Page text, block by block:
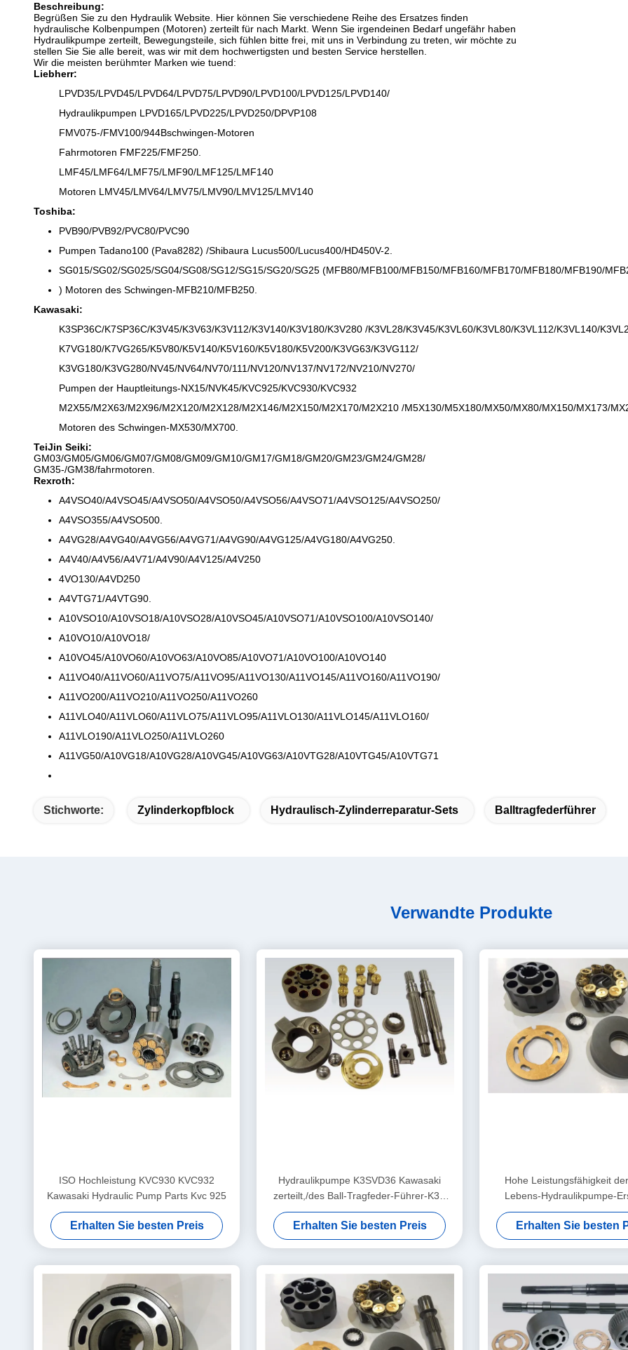
Beschreibung:
Begrüßen Sie zu den Hydraulik Website. Hier können Sie verschiedene Reihe des Ersatzes finden
hydraulische Kolbenpumpen (Motoren) zerteilt für nach Markt. Wenn Sie irgendeinen Bedarf ungefähr haben
Hydraulikpumpe zerteilt, Bewegungsteile, sich fühlen bitte frei, mit uns in Verbindung zu treten, wir möchte zu
stellen Sie Sie alle bereit, was wir mit dem hochwertigsten und besten Service herstellen.
Wir die meisten berühmter Marken wie tuend:
Liebherr:
LPVD35/LPVD45/LPVD64/LPVD75/LPVD90/LPVD100/LPVD125/LPVD140/
Hydraulikpumpen LPVD165/LPVD225/LPVD250/DPVP108
FMV075-/FMV100/944Bschwingen-Motoren
Fahrmotoren FMF225/FMF250.
LMF45/LMF64/LMF75/LMF90/LMF125/LMF140
Motoren LMV45/LMV64/LMV75/LMV90/LMV125/LMV140
Toshiba:
PVB90/PVB92/PVC80/PVC90
Pumpen Tadano100 (Pava8282) /Shibaura Lucus500/Lucus400/HD450V-2.
SG015/SG02/SG025/SG04/SG08/SG12/SG15/SG20/SG25 (MFB80/MFB100/MFB150/MFB160/MFB170/MFB180/MFB190/
) Motoren des Schwingen-MFB210/MFB250.
Kawasaki:
K3SP36C/K7SP36C/K3V45/K3V63/K3V112/K3V140/K3V180/K3V280 /K3VL28/K3V45/K3VL60/K3VL80/K3VL112/K3VL140/
K7VG180/K7VG265/K5V80/K5V140/K5V160/K5V180/K5V200/K3VG63/K3VG112/
K3VG180/K3VG280/NV45/NV64/NV70/111/NV120/NV137/NV172/NV210/NV270/
Pumpen der Hauptleitungs-NX15/NVK45/KVC925/KVC930/KVC932
M2X55/M2X63/M2X96/M2X120/M2X128/M2X146/M2X150/M2X170/M2X210 /M5X130/M5X180/MX50/MX80/MX150/MX173/
Motoren des Schwingen-MX530/MX700.
TeiJin Seiki:
GM03/GM05/GM06/GM07/GM08/GM09/GM10/GM17/GM18/GM20/GM23/GM24/GM28/
GM35-/GM38/fahrmotoren.
Rexroth:
A4VSO40/A4VSO45/A4VSO50/A4VSO50/A4VSO56/A4VSO71/A4VSO125/A4VSO250/
A4VSO355/A4VSO500.
A4VG28/A4VG40/A4VG56/A4VG71/A4VG90/A4VG125/A4VG180/A4VG250.
A4V40/A4V56/A4V71/A4V90/A4V125/A4V250
4VO130/A4VD250
A4VTG71/A4VTG90.
A10VSO10/A10VSO18/A10VSO28/A10VSO45/A10VSO71/A10VSO100/A10VSO140/
A10VO10/A10VO18/
A10VO45/A10VO60/A10VO63/A10VO85/A10VO71/A10VO100/A10VO140
A11VO40/A11VO60/A11VO75/A11VO95/A11VO130/A11VO145/A11VO160/A11VO190/
A11VO200/A11VO210/A11VO250/A11VO260
A11VLO40/A11VLO60/A11VLO75/A11VLO95/A11VLO130/A11VLO145/A11VLO160/
A11VLO190/A11VLO250/A11VLO260
A11VG50/A10VG18/A10VG28/A10VG45/A10VG63/A10VTG28/A10VTG45/A10VTG71
Stichworte: Zylinderkopfblock Hydraulisch-Zylinderreparatur-Sets Balltragfederführer
Verwandte Produkte
ISO Hochleistung KVC930 KVC932
Kawasaki Hydraulic Pump Parts Kvc 925
Erhalten Sie besten Preis
Hydraulikpumpe K3SVD36 Kawasaki
zerteilt,/des Ball-Tragfeder-Führer-K3V
Reihe
Erhalten Sie besten Preis
Hohe Leistungsfähigkeit
Lebens-Hydraulikpumpe-
K3SP36C K3V63BDT
Erhalten Sie besten